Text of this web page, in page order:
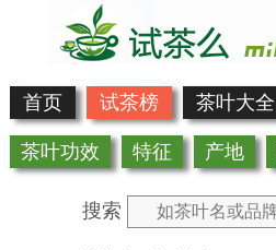
首页 试茶榜 茶叶大全
茶叶功效 特征 产地
搜索